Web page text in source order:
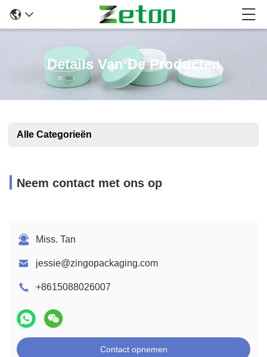
Details Van De Producten
Alle Categorieën
Neem contact met ons op
Miss. Tan
jessie@zingopackaging.com
+8615088026007
Contact opnemen